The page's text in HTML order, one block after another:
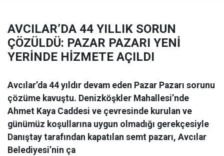
AVCILAR’DA 44 YILLIK SORUN
ÇÖZÜLDÜ: PAZAR PAZARI YENİ
YERİNDE HİZMETE AÇILDI
Avcılar’da 44 yıldır devam eden Pazar Pazarı sorunu
çözüme kavuştu. Denizköşkler Mahallesi’nde
Ahmet Kaya Caddesi ve çevresinde kurulan ve
günümüz koşullarına uygun olmadığı gerekçesiyle
Danıştay tarafından kapatılan semt pazarı, Avcılar
Belediyesi’nin ça